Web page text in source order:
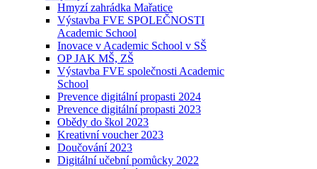
Hmyzí zahrádka Mařatice
Výstavba FVE SPOLEČNOSTI
Academic School
Inovace v Academic School v SŠ
OP JAK MŠ, ZŠ
Výstavba FVE společnosti Academic
School
Prevence digitální propasti 2024
Prevence digitální propasti 2023
Obědy do škol 2023
Kreativní voucher 2023
Doučování 2023
Digitální učební pomůcky 2022